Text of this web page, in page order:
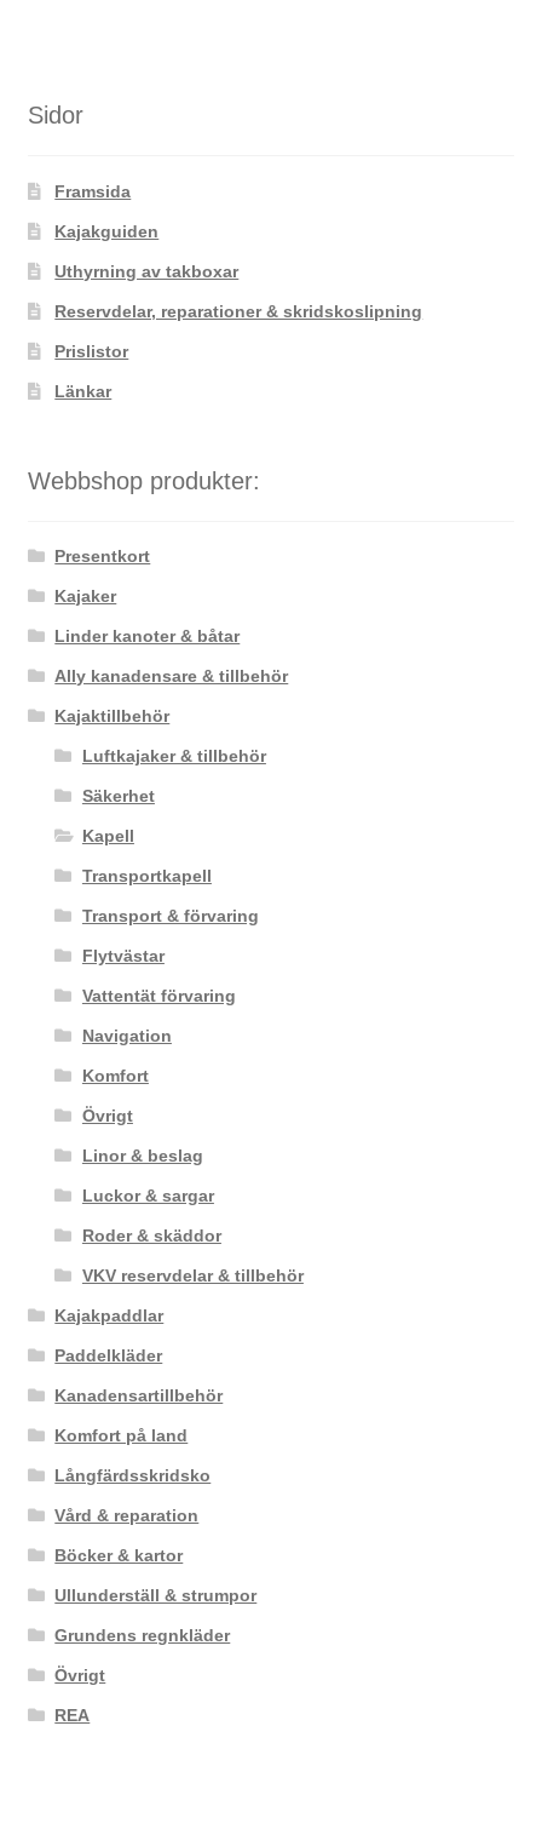
Sidor
Framsida
Kajakguiden
Uthyrning av takboxar
Reservdelar, reparationer & skridskoslipning
Prislistor
Länkar
Webbshop produkter:
Presentkort
Kajaker
Linder kanoter & båtar
Ally kanadensare & tillbehör
Kajaktillbehör
Luftkajaker & tillbehör
Säkerhet
Kapell
Transportkapell
Transport & förvaring
Flytvästar
Vattentät förvaring
Navigation
Komfort
Övrigt
Linor & beslag
Luckor & sargar
Roder & skäddor
VKV reservdelar & tillbehör
Kajakpaddlar
Paddelkläder
Kanadensartillbehör
Komfort på land
Långfärdsskridsko
Vård & reparation
Böcker & kartor
Ullunderställ & strumpor
Grundens regnkläder
Övrigt
REA